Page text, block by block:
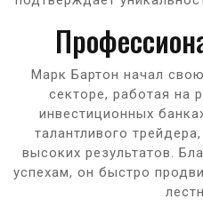
Марк Бартон начал
секторе, работая на
инвестиционных
талантливого
высоких результатов.
успехам, он быстро